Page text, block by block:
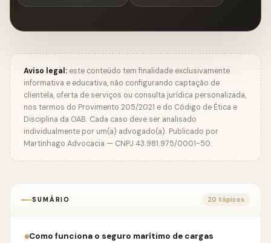
Aviso legal: este conteúdo tem finalidade exclusivamente
informativa e educativa, não configurando captação de
clientela, oferta de serviços ou consulta jurídica personalizada,
nos termos do Provimento 205/2021 e do Código de Ética e
Disciplina da OAB. Cada caso deve ser analisado
individualmente por um(a) advogado(a). Publicado por
Martinhago Advocacia — CNPJ 43.981.975/0001-50.
SUMÁRIO 20 tópicos
Como funciona o seguro marítimo de cargas